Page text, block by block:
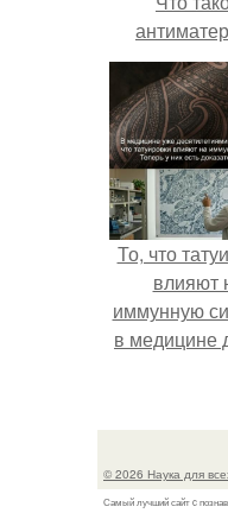
То, что
влияют
иммунную
в медицине
лишь как
© 2026 Наука для
Самый лучший сайт c